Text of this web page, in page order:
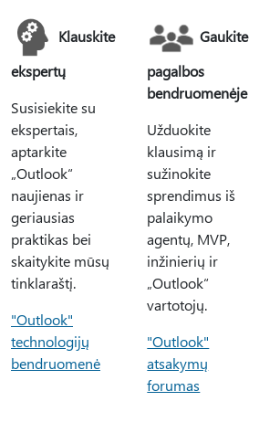
Klauskite
ekspertų
Susisiekite su
ekspertais,
aptarkite
„Outlook“
naujienas ir
geriausias
praktikas bei
skaitykite mūsų
tinklaraštį.
"Outlook"
technologijų
bendruomenė
Gaukite
pagalbos
bendruomenėje
Užduokite
klausimą ir
sužinokite
sprendimus iš
palaikymo
agentų, MVP,
inžinierių ir
„Outlook“
vartotojų.
"Outlook"
atsakymų
forumas